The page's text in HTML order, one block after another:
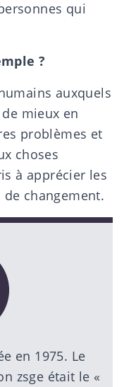
qui
?
auxquels
mieux en
problèmes et
choses
à apprécier les
changement.
en 1975. Le
zsge était le «